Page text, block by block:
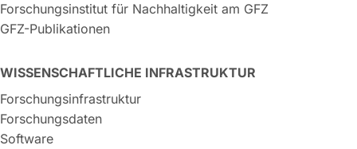
Forschungsinstitut für Nachhaltigkeit am GFZ
GFZ-Publikationen
WISSENSCHAFTLICHE INFRASTRUKTUR
Forschungsinfrastruktur
Forschungsdaten
Software